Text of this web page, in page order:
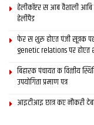
हेलीकॉप्टर स आब वैशाली
हेलीपैड
फेर स शुरू होएत पंजी सूत्रक
genetic relations पर होएत
बिहारक पंचायत क वित्‍तीय
उपयोगिता प्रमाण पत्र
आइटीआइ छात्र कए नौकरी